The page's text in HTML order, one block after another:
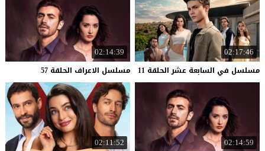
02:17:46
مسلسل في السابعة عشر الحلقة 11
02:14:39
مسلسل الاعراف الحلقة 57
02:14:59
02:11:52